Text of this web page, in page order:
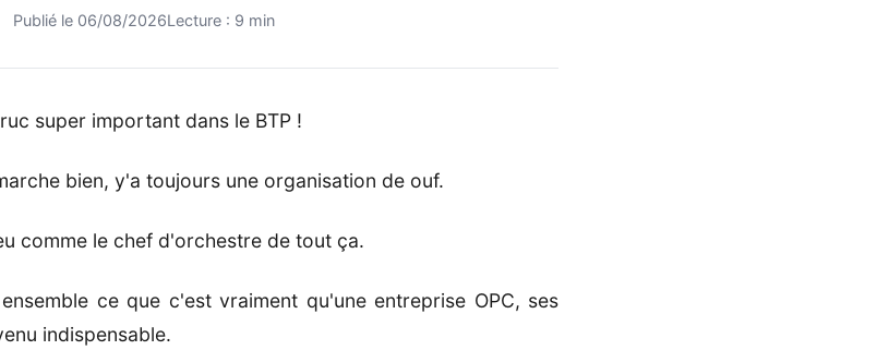
Publié le 06/08/2026Lecture : 9 min
super important dans le BTP !
bien, y'a toujours une organisation de ouf.
comme le chef d'orchestre de tout ça.
ce que c'est vraiment qu'une entreprise OPC, ses
indispensable.